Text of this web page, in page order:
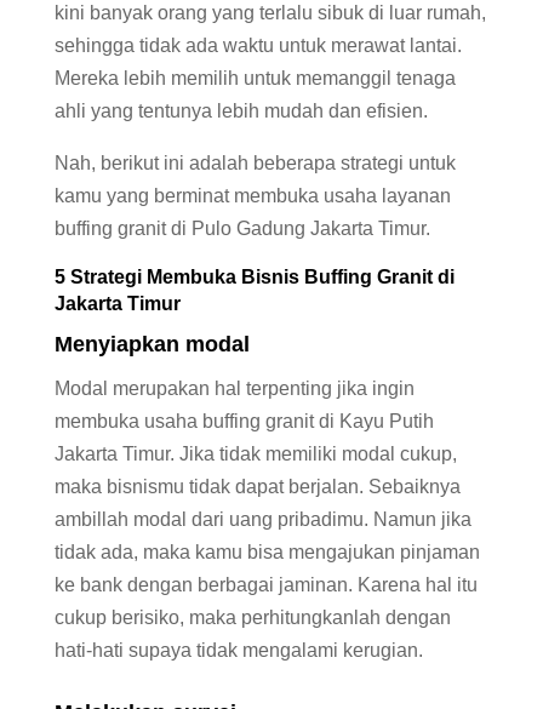
kini banyak orang yang terlalu sibuk di luar rumah,
sehingga tidak ada waktu untuk merawat lantai.
Mereka lebih memilih untuk memanggil tenaga
ahli yang tentunya lebih mudah dan efisien.
Nah, berikut ini adalah beberapa strategi untuk
kamu yang berminat membuka usaha layanan
buffing granit di Pulo Gadung Jakarta Timur.
5 Strategi Membuka Bisnis Buffing Granit di
Jakarta Timur
Menyiapkan modal
Modal merupakan hal terpenting jika ingin
membuka usaha buffing granit di Kayu Putih
Jakarta Timur. Jika tidak memiliki modal cukup,
maka bisnismu tidak dapat berjalan. Sebaiknya
ambillah modal dari uang pribadimu. Namun jika
tidak ada, maka kamu bisa mengajukan pinjaman
ke bank dengan berbagai jaminan. Karena hal itu
cukup berisiko, maka perhitungkanlah dengan
hati-hati supaya tidak mengalami kerugian.